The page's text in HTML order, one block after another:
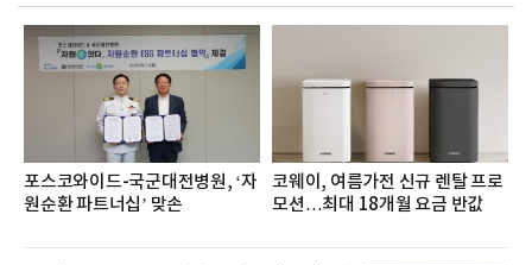
했다. 자극적이지 않으면서도 깊은 닭육수에 마늘의
개운한 풍미를 더했으며, 국물이 잘 배어들면서도 쫄
깃한 식감이 살아있는 칼국수 면발을 정교하게 구현
했다는게 회사측의 설명이다.실제 현장 시식 행사에
포스코와이드-국군대전병원, ‘자
원순환 파트너십’ 맞손
코웨이, 여름가전 신규 렌탈 프로
모션…최대 18개월 요금 반값